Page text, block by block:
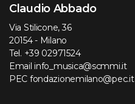
Claudio Abbado
Via Stilicone, 36
20154 - Milano
Tel. +39 02971524
Email info_musica@scmmi.it
PEC fondazionemilano@pec.it